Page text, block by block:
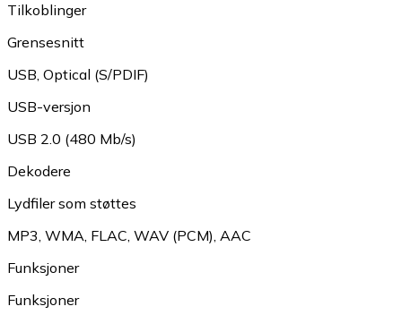
Tilkoblinger
Grensesnitt
USB, Optical (S/PDIF)
USB-versjon
USB 2.0 (480 Mb/s)
Dekodere
Lydfiler som støttes
MP3, WMA, FLAC, WAV (PCM), AAC
Funksjoner
Funksjoner